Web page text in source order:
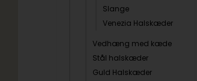
Slange
Venezia Halskæder
Vedhæng med kæde
Stål halskæder
Guld Halskæder